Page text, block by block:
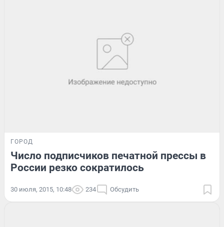
ГОРОД
Число подписчиков печатной прессы в
России резко сократилось
30 июля, 2015, 10:48 234 Обсудить